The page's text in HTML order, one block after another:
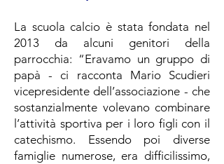
La scuola calcio è stata fondata nel
2013 da alcuni genitori della
parrocchia: “Eravamo un gruppo di
papà - ci racconta Mario Scudieri
vicepresidente dell’associazione - che
sostanzialmente volevano combinare
l’attività sportiva per i loro figli con il
catechismo. Essendo poi diverse
famiglie numerose, era difficilissimo,